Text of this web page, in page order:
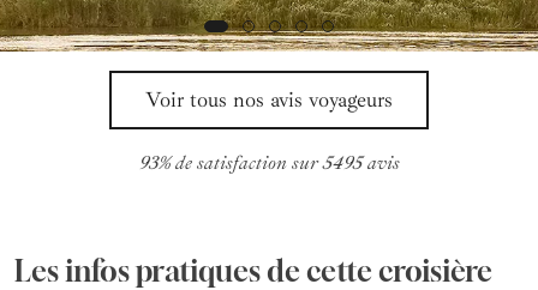
Voir tous nos avis voyageurs
93% de satisfaction sur 5495 avis
Les infos pratiques de cette croisière